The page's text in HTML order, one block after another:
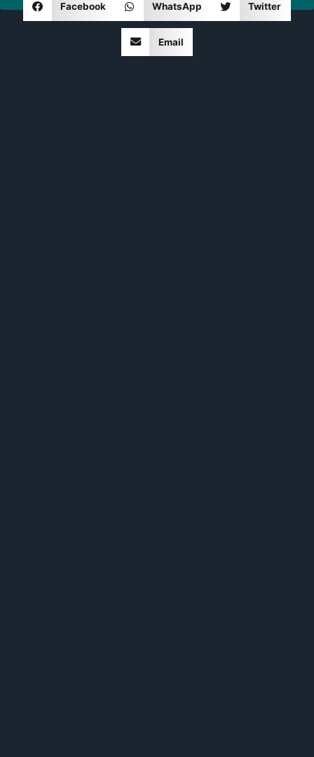
Facebook WhatsApp Twitter
Email